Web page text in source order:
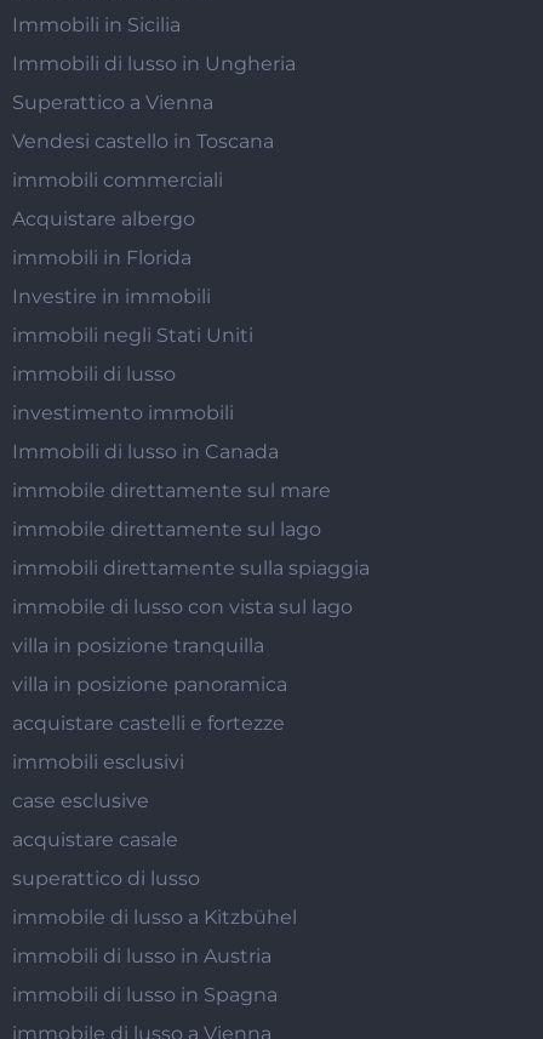
Immobili in Sicilia
Immobili di lusso in Ungheria
Superattico a Vienna
Vendesi castello in Toscana
immobili commerciali
Acquistare albergo
immobili in Florida
Investire in immobili
immobili negli Stati Uniti
immobili di lusso
investimento immobili
Immobili di lusso in Canada
immobile direttamente sul mare
immobile direttamente sul lago
immobili direttamente sulla spiaggia
immobile di lusso con vista sul lago
villa in posizione tranquilla
villa in posizione panoramica
acquistare castelli e fortezze
immobili esclusivi
case esclusive
acquistare casale
superattico di lusso
immobile di lusso a Kitzbühel
immobili di lusso in Austria
immobili di lusso in Spagna
immobile di lusso a Vienna